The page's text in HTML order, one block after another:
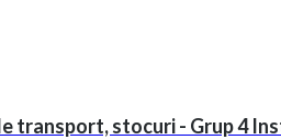
transport, stocuri - Grup 4